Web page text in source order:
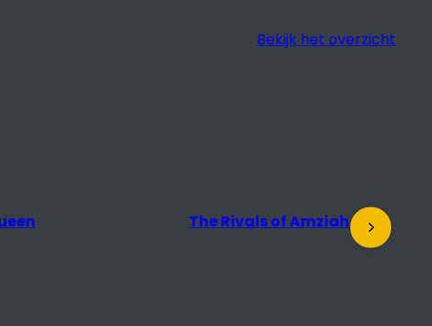
Bekijk het overzicht
The Rivals of Amziah King